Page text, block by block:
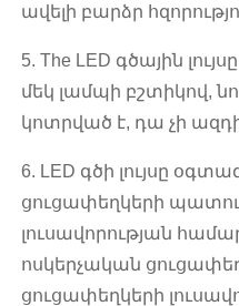
ավելի բարձր
5. The LED գծային
մեկ լամպի բշտիկով,
կոտրված է, դա չի ազդի
6. LED գծի լույսը
ցուցափեղկերի
լուսավորության
ոսկերչական
ցուցափեղկերի